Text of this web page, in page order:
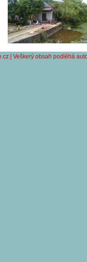
| Veškerý obsah podléhá